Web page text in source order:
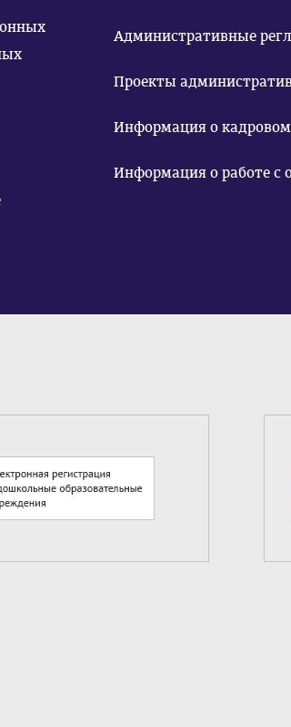
Административные
Проекты
Информация о
Информация о работе с